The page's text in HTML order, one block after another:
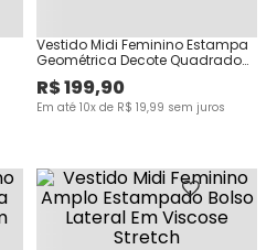
Vestido Midi Feminino Estampa
Geométrica Decote Quadrado
Em Ribana Linho
R$199,90
Em até 10x de R$ 19,99 sem juros